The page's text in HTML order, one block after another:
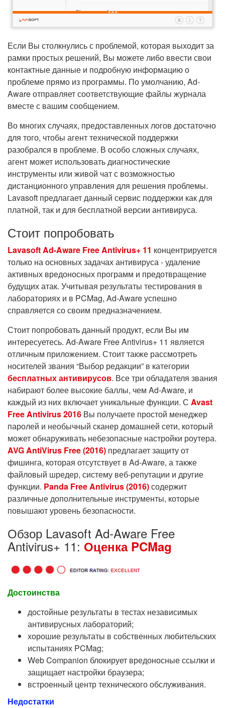
Если Вы столкнулись с проблемой, которая выходит за
рамки простых решений, Вы можете либо ввести свои
контактные данные и подробную информацию о
проблеме прямо из программы. По умолчанию, Ad-
Aware отправляет соответствующие файлы журнала
вместе с вашим сообщением.
Во многих случаях, предоставленных логов достаточно
для того, чтобы агент технической поддержки
разобрался в проблеме. В особо сложных случаях,
агент может использовать диагностические
инструменты или живой чат с возможностью
дистанционного управления для решения проблемы.
Lavasoft предлагает данный сервис поддержки как для
платной, так и для бесплатной версии антивируса.
Стоит попробовать
Lavasoft Ad-Aware Free Antivirus+ 11 концентрируется
только на основных задачах антивируса - удаление
активных вредоносных программ и предотвращение
будущих атак. Учитывая результаты тестирования в
лабораториях и в PCMag, Ad-Aware успешно
справляется со своим предназначением.
Стоит попробовать данный продукт, если Вы им
интересуетесь. Ad-Aware Free Antivirus+ 11 является
отличным приложением. Стоит также рассмотреть
носителей звания “Выбор редакции” в категории
бесплатных антивирусов. Все три обладателя звания
набирают более высокие баллы, чем Ad-Aware, и
каждый из них включает уникальные функции. С Avast
Free Antivirus 2016 Вы получаете простой менеджер
паролей и необычный сканер домашней сети, который
может обнаруживать небезопасные настройки роутера.
AVG AntiVirus Free (2016) предлагает защиту от
фишинга, которая отсутствует в Ad-Aware, а также
файловый шредер, систему веб-репутации и другие
функции. Panda Free Antivirus (2016)содержит
различные дополнительные инструменты, которые
повышают уровень безопасности.
Обзор Lavasoft Ad-Aware Free
Antivirus+ 11: Оценка PCMag
Достоинства
достойные результаты в тестах независимых
антивирусных лабораторий;
хорошие результаты в собственных любительских
испытаниях PCMag;
Web Companion блокирует вредоносные ссылки и
защищает настройки браузера;
встроенный центр технического обслуживания.
Недостатки